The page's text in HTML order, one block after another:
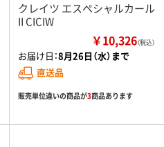
クレイツ エスペシャルカール
II CICIW
￥10,326（税込）
お届け日：8月26日（水）まで
直送品
販売単位違いの商品が3商品あります